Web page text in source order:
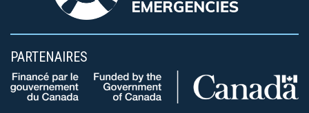
PARTENAIRES